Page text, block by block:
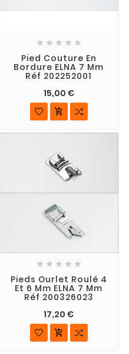
    
Pied Couture En
Bordure ELNA 7 Mm
Réf 202252001
15,00 €

    
Pieds Ourlet Roulé 4
Et 6 Mm ELNA 7 Mm
Réf 200326023
17,20 €
